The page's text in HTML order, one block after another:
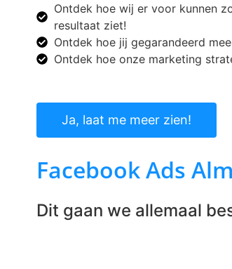
Ontdek hoe wij er voor kunnen
resultaat ziet!
Ontdek hoe jij gegarandeerd
Ontdek hoe onze marketing
Ja, laat me meer zien!
Facebook Ads
Dit gaan we allemaal